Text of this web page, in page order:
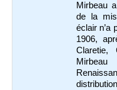
Mirbeau
de la
éclair n’a
1906,